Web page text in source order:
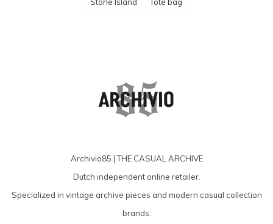
Stone Island Tote bag
Archivio85 | THE CASUAL ARCHIVE
Dutch independent online retailer.
Specialized in vintage archive pieces and modern casual collection
brands.